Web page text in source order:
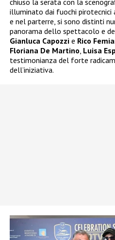
chiuso la serata con la
illuminato dai fuochi pirotecnici
e nel parterre, si sono distinti
panorama dello spettacolo e
Gianluca Capozzi e Rico
Floriana De Martino, Luisa
testimonianza del forte
dell’iniziativa.